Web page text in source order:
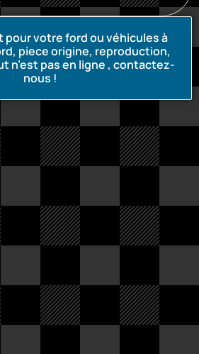
pour votre ford ou véhicules à
piece origine, reproduction,
n’est pas en ligne , contactez-
nous !